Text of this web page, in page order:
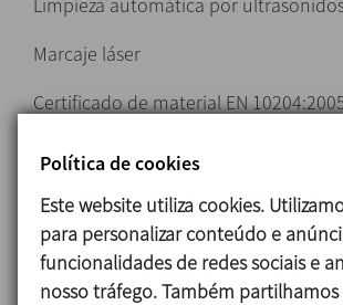
Limpieza automática por
Marcaje láser
Certificado de material EN
Embalaje y envío
Descuentos especiales por su
Solicitar
Política de cookies
Este website utiliza cookies.
para personalizar conteúdo e
funcionalidades de redes sociais e
nosso tráfego. Também